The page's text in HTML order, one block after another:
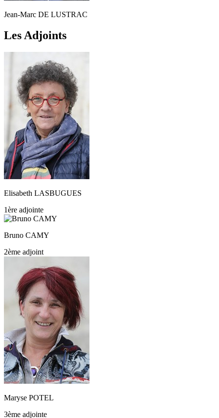
Jean-Marc DE LUSTRAC
Les Adjoints
Elisabeth LASBUGUES
1ère adjointe
Bruno CAMY
2ème adjoint
Maryse POTEL
3ème adjointe